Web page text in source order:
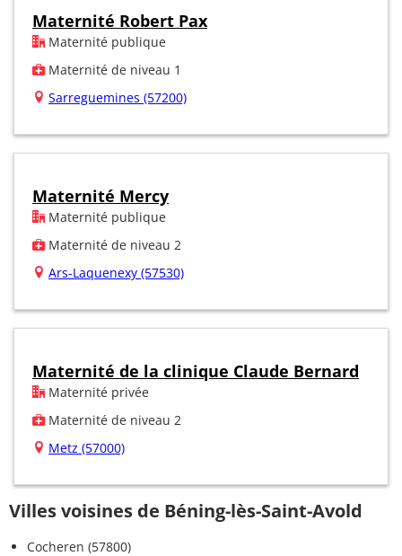
Maternité Robert Pax
Maternité publique
Maternité de niveau 1
Sarreguemines (57200)
Maternité Mercy
Maternité publique
Maternité de niveau 2
Ars-Laquenexy (57530)
Maternité de la clinique Claude Bernard
Maternité privée
Maternité de niveau 2
Metz (57000)
Villes voisines de Béning-lès-Saint-Avold
Cocheren (57800)